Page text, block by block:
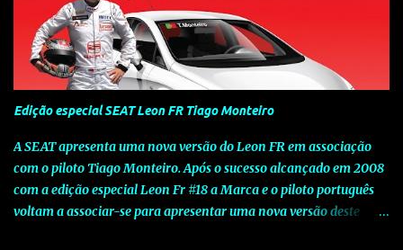
inteligência. Concebido como um fastback preparado para o
futuro e otimizado por Inteligência Artificial (IA), o novo XPENG
P7+ combina uma arquitetura inteligente avançada, um espaço
de referência no segmento e grande versatilidade para viagens,
respondendo às exigências do quotidiano europeu e refletindo o
compromisso de longo prazo da XPENG com a mobilidade
elétrica centrada no utilizador. O novo XPENG P7+ destaca-se
pela exclusividade do chip TURING AI, que oferece até 750 TOPS
de capacidade de computaç...
Edição especial SEAT Leon FR Tiago Monteiro
A SEAT apresenta uma nova versão do Leon FR em associação
com o piloto Tiago Monteiro. Após o sucesso alcançado em 2008
com a edição especial Leon Fr #18 a Marca e o piloto português
voltam a associar-se para apresentar uma nova versão deste